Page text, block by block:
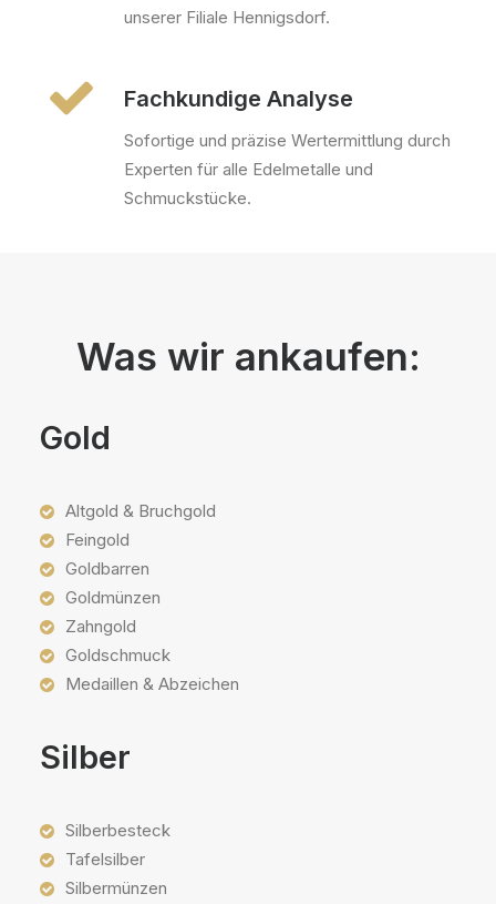
unserer Filiale Hennigsdorf.
Fachkundige Analyse
Sofortige und präzise Wertermittlung durch
Experten für alle Edelmetalle und
Schmuckstücke.
Was wir ankaufen:
Gold
Altgold & Bruchgold
Feingold
Goldbarren
Goldmünzen
Zahngold
Goldschmuck
Medaillen & Abzeichen
Silber
Silberbesteck
Tafelsilber
Silbermünzen